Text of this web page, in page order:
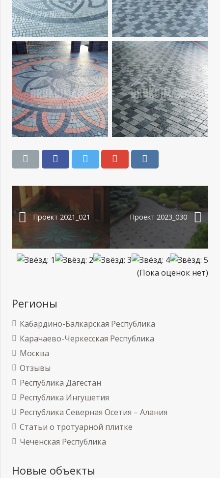
Проект 2021_021 Проект 2023_030
(Пока оценок нет)
Регионы
Кабардино-Балкарская Республика
Карачаево-Черкесская Республика
Москва
Отзывы
Республика Дагестан
Республика Ингушетия
Республика Северная Осетия – Алания
Статьи о тротуарной плитке
Чеченская Республика
Новые объекты